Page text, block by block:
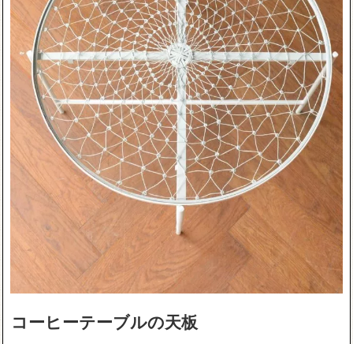
コーヒーテーブルの天板